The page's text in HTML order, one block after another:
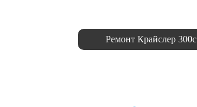
Ремонт Крайслер 300с